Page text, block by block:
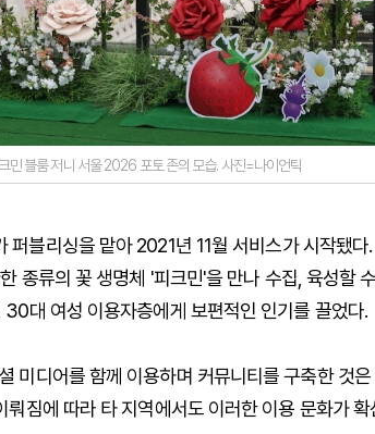
민 블룸 저니 서울 2026 포토 존의 모습. 사진=나이언틱
블리싱을 맡아 2021년 11월 서비스가 시작됐다
종류의 꽃 생명체 '피크민'을 만나 수집, 육성할
대 여성 이용자층에게 보편적인 인기를 끌었다.
미디어를 함께 이용하며 커뮤니티를 구축한 것은
짐에 따라 타 지역에서도 이러한 이용 문화가